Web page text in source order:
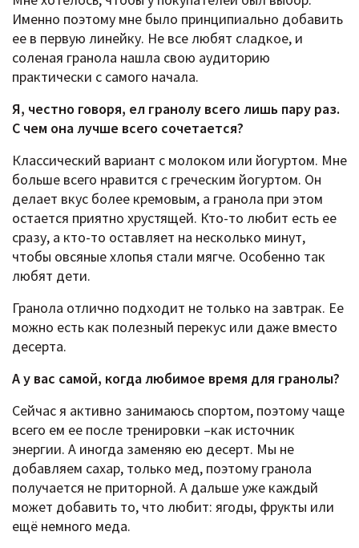
Именно поэтому мне было принципиально добавить
ее в первую линейку. Не все любят сладкое, и
соленая гранола нашла свою аудиторию
практически с самого начала.
Я, честно говоря, ел гранолу всего лишь пару раз.
С чем она лучше всего сочетается?
Классический вариант с молоком или йогуртом. Мне
больше всего нравится с греческим йогуртом. Он
делает вкус более кремовым, а гранола при этом
остается приятно хрустящей. Кто-то любит есть ее
сразу, а кто-то оставляет на несколько минут,
чтобы овсяные хлопья стали мягче. Особенно так
любят дети.
Гранола отлично подходит не только на завтрак. Ее
можно есть как полезный перекус или даже вместо
десерта.
А у вас самой, когда любимое время для гранолы?
Сейчас я активно занимаюсь спортом, поэтому чаще
всего ем ее после тренировки –как источник
энергии. А иногда заменяю ею десерт. Мы не
добавляем сахар, только мед, поэтому гранола
получается не приторной. А дальше уже каждый
может добавить то, что любит: ягоды, фрукты или
ещё немного меда.